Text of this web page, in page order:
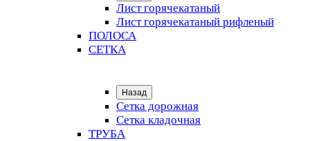
Лист горячекатаный
Лист горячекатаный рифленый
ПОЛОСА
СЕТКА
Назад
Сетка дорожная
Сетка кладочная
ТРУБА